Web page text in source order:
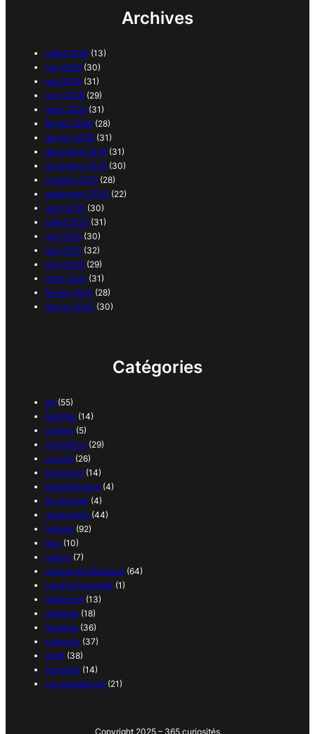
Archives
juillet 2026 (13)
juin 2026 (30)
mai 2026 (31)
avril 2026 (29)
mars 2026 (31)
février 2026 (28)
janvier 2026 (31)
décembre 2025 (31)
novembre 2025 (30)
octobre 2025 (28)
septembre 2025 (22)
août 2025 (30)
juillet 2025 (31)
juin 2025 (30)
mai 2025 (32)
avril 2025 (29)
mars 2025 (31)
février 2025 (28)
janvier 2025 (30)
Catégories
art (55)
biologie (14)
cinéma (5)
commerce (29)
cuisine (26)
économie (14)
enseignement (4)
étymologie (4)
géographie (44)
histoire (92)
jeux (10)
justice (7)
Langue et littérature (64)
Langue française (1)
médecine (13)
politique (18)
religions (36)
sciences (37)
sport (38)
transport (14)
vie quotidienne (21)
Copyright 2025 – 365 curiosités